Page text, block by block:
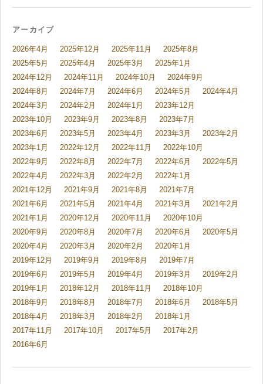
アーカイブ
2026年4月 2025年12月 2025年11月
2025年8月
2025年5月
2025年4月 2025年3月
2025年1月
2024年12月
2024年11月 2024年10月
2024年9月
2024年8月
2024年7月 2024年6月 2024年5月
2024年4月
2024年3月
2024年2月 2024年1月
2023年12月
2023年10月
2023年9月 2023年8月
2023年7月
2023年6月
2023年5月 2023年4月 2023年3月
2023年2月
2023年1月
2022年12月 2022年11月
2022年10月
2022年9月
2022年8月 2022年7月 2022年6月
2022年5月
2022年4月
2022年3月 2022年2月
2022年1月
2021年12月
2021年9月 2021年8月
2021年7月
2021年6月
2021年5月 2021年4月 2021年3月
2021年2月
2021年1月
2020年12月 2020年11月
2020年10月
2020年9月
2020年8月 2020年7月 2020年6月
2020年5月
2020年4月
2020年3月 2020年2月
2020年1月
2019年12月
2019年9月 2019年8月
2019年7月
2019年6月
2019年5月 2019年4月 2019年3月
2019年2月
2019年1月
2018年12月 2018年11月
2018年10月
2018年9月
2018年8月 2018年7月 2018年6月
2018年5月
2018年4月
2018年3月 2018年2月
2018年1月
2017年11月
2017年10月 2017年5月
2017年2月
2016年6月